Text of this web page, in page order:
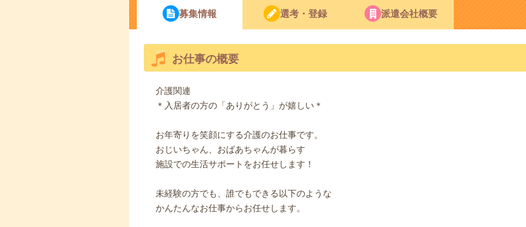
募集情報 選考・登録 派遣会社概要
お仕事の概要
介護関連
＊入居者の方の「ありがとう」が嬉しい＊
お年寄りを笑顔にする介護のお仕事です。
おじいちゃん、おばあちゃんが暮らす
施設での生活サポートをお任せします！
未経験の方でも、誰でもできる以下のような
かんたんなお仕事からお任せします。